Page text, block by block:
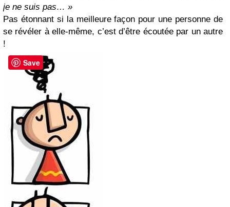
je ne suis pas… »
Pas étonnant si la meilleure façon pour une personne de
se révéler à elle-même, c’est d’être écoutée par un autre
!
Save